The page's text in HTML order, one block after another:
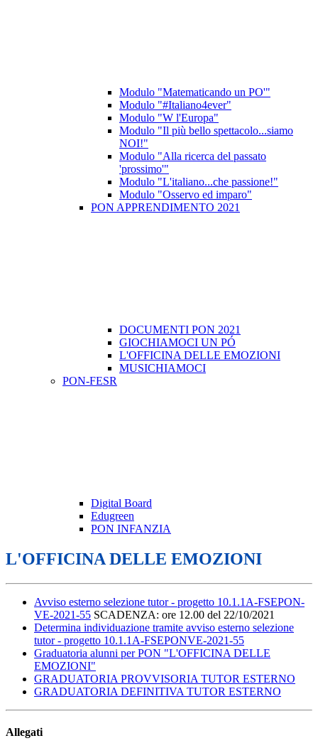
Modulo "Matematicando un PO'"
Modulo "#Italiano4ever"
Modulo "W l'Europa"
Modulo "Il più bello spettacolo...siamo
NOI!"
Modulo "Alla ricerca del passato
'prossimo'"
Modulo "L'italiano...che passione!"
Modulo "Osservo ed imparo"
PON APPRENDIMENTO 2021
DOCUMENTI PON 2021
GIOCHIAMOCI UN PÓ
L'OFFICINA DELLE EMOZIONI
MUSICHIAMOCI
PON-FESR
Digital Board
Edugreen
PON INFANZIA
L'OFFICINA DELLE EMOZIONI
Avviso esterno selezione tutor - progetto 10.1.1A-FSEPON-
VE-2021-55 SCADENZA: ore 12.00 del 22/10/2021
Determina individuazione tramite avviso esterno selezione
tutor - progetto 10.1.1A-FSEPONVE-2021-55
Graduatoria alunni per PON "L'OFFICINA DELLE
EMOZIONI"
GRADUATORIA PROVVISORIA TUTOR ESTERNO
GRADUATORIA DEFINITIVA TUTOR ESTERNO
Allegati